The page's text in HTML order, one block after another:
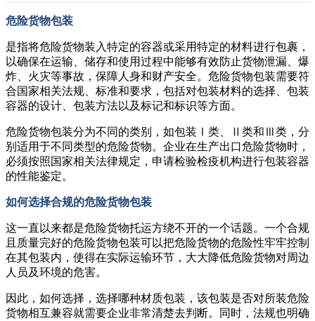
危险货物包装
是指将危险货物装入特定的容器或采用特定的材料进行包裹，
以确保在运输、储存和使用过程中能够有效防止货物泄漏、爆
炸、火灾等事故，保障人身和财产安全。危险货物包装需要符
合国家相关法规、标准和要求，包括对包装材料的选择、包装
容器的设计、包装方法以及标记和标识等方面。
危险货物包装分为不同的类别，如包装Ⅰ类、Ⅱ类和Ⅲ类，分
别适用于不同类型的危险货物。企业在生产出口危险货物时，
必须按照国家相关法律规定，申请检验检疫机构进行包装容器
的性能鉴定。
如何选择合规的危险货物包装
这一直以来都是危险货物托运方绕不开的一个话题。一个合规
且质量完好的危险货物包装可以把危险货物的危险性牢牢控制
在其包装内，使得在实际运输环节，大大降低危险货物对周边
人员及环境的危害。
因此，如何选择，选择哪种材质包装，该包装是否对所装危险
货物相互兼容就需要企业非常清楚去判断。同时，法规也明确